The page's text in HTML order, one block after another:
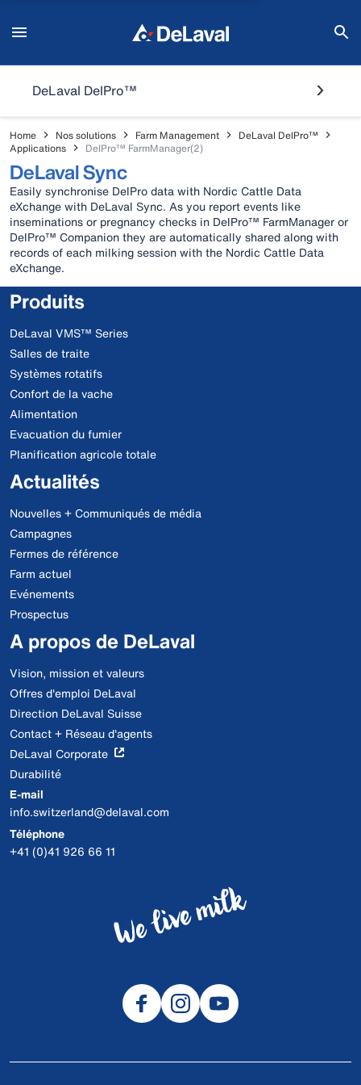
DeLaval DelPro™
Home Nos solutions Farm Management
DeLaval DelPro™
Applications
DelPro™ FarmManager(2)
DeLaval Sync
Easily synchronise DelPro data with Nordic Cattle Data
eXchange with DeLaval Sync. As you report events like
inseminations or pregnancy checks in DelPro™ FarmManager or
DelPro™ Companion they are automatically shared along with
records of each milking session with the Nordic Cattle Data
eXchange.
Produits
DeLaval VMS™ Series
Salles de traite
Systèmes rotatifs
Confort de la vache
Alimentation
Evacuation du fumier
Planification agricole totale
Actualités
Nouvelles + Communiqués de média
Campagnes
Fermes de référence
Farm actuel
Evénements
Prospectus
A propos de DeLaval
Vision, mission et valeurs
Offres d'emploi DeLaval
Direction DeLaval Suisse
Contact + Réseau d'agents
DeLaval Corporate
Durabilité
E-mail
info.switzerland@delaval.com
Téléphone
+41 (0)41 926 66 11